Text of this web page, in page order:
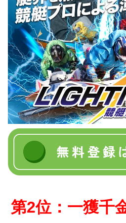
第2位：一獲千